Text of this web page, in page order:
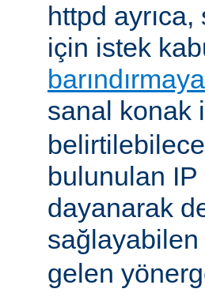
httpd
için istek
barındırmaya
sanal konak
bulunulan
dayanarak
sağlayabilen
gelen